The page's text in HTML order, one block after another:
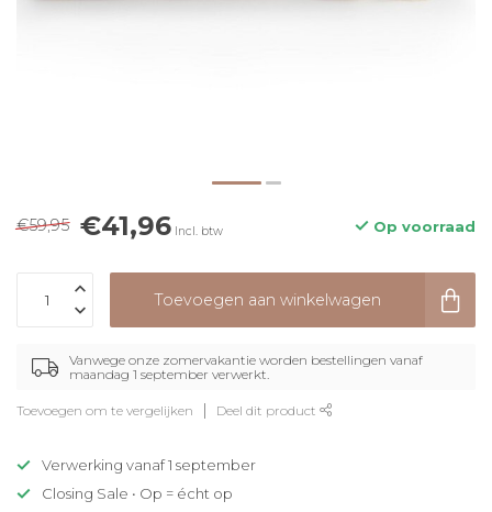
€59,95 €41,96 Incl. btw Op voorraad
Toevoegen aan winkelwagen
Vanwege onze zomervakantie worden bestellingen vanaf
maandag 1 september verwerkt.
Toevoegen om te vergelijken Deel dit product
Verwerking vanaf 1 september
Closing Sale • Op = écht op